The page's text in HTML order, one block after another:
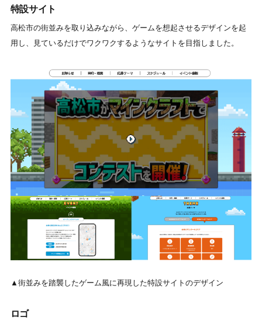
特設サイト
高松市の街並みを取り込みながら、ゲームを想起させるデザインを起
用し、見ているだけでワクワクするようなサイトを目指しました。
▲街並みを踏襲したゲーム風に再現した特設サイトのデザイン
ロゴ